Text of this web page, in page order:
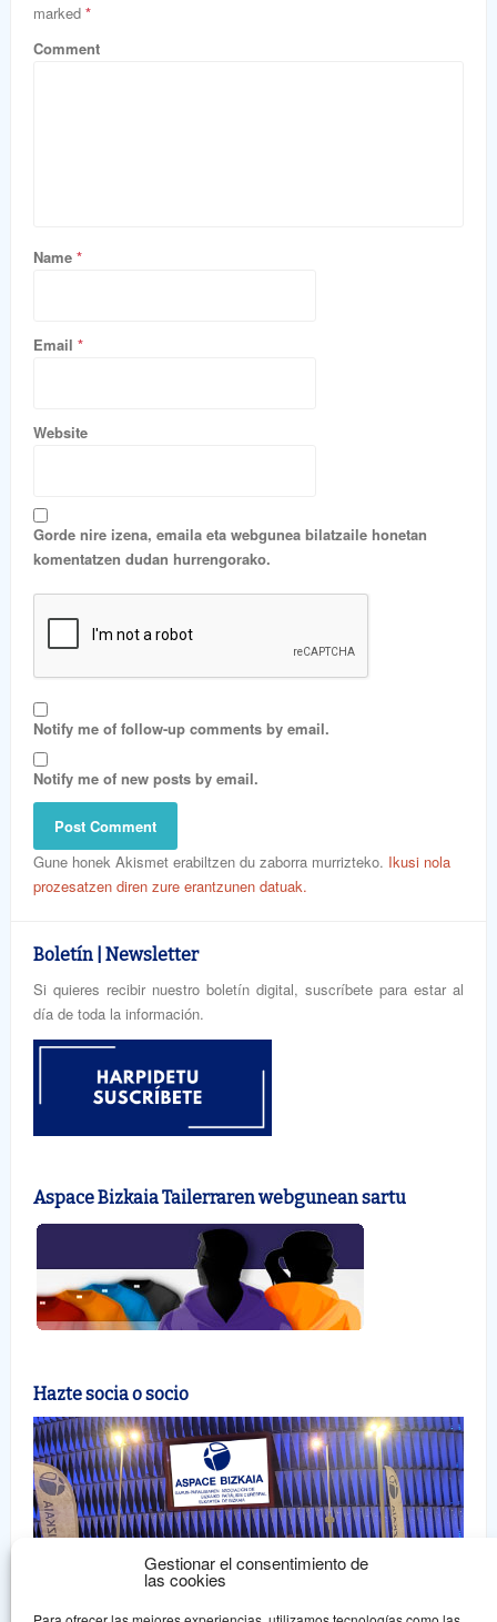
Gestionar el consentimiento de
las cookies
marked *
Comment
Name *
Email *
Website
Gorde nire izena, emaila eta webgunea bilatzaile honetan
komentatzen dudan hurrengorako.
Notify me of follow-up comments by email.
Notify me of new posts by email.
Gune honek Akismet erabiltzen du zaborra murrizteko. Ikusi nola
prozesatzen diren zure erantzunen datuak.
Boletín | Newsletter
Si quieres recibir nuestro boletín digital, suscríbete para estar al
día de toda la información.
Aspace Bizkaia Tailerraren webgunean sartu
Hazte socia o socio